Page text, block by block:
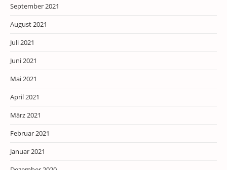
September 2021
August 2021
Juli 2021
Juni 2021
Mai 2021
April 2021
März 2021
Februar 2021
Januar 2021